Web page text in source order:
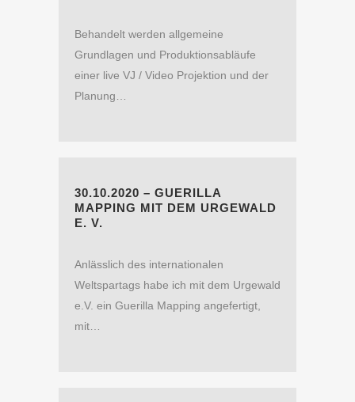
Behandelt werden allgemeine
Grundlagen und Produktionsabläufe
einer live VJ / Video Projektion und der
Planung…
30.10.2020 – GUERILLA
MAPPING MIT DEM URGEWALD
E. V.
Anlässlich des internationalen
Weltspartags habe ich mit dem Urgewald
e.V. ein Guerilla Mapping angefertigt,
mit…